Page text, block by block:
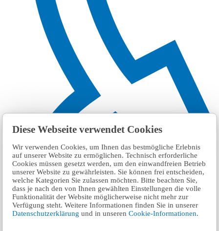
Diese Webseite verwendet Cookies
Wir verwenden Cookies, um Ihnen das bestmögliche Erlebnis
auf unserer Website zu ermöglichen. Technisch erforderliche
Cookies müssen gesetzt werden, um den einwandfreien Betrieb
unserer Website zu gewährleisten. Sie können frei entscheiden,
welche Kategorien Sie zulassen möchten. Bitte beachten Sie,
dass je nach den von Ihnen gewählten Einstellungen die volle
Funktionalität der Website möglicherweise nicht mehr zur
Verfügung steht. Weitere Informationen finden Sie in unserer
Datenschutzerklärungund in unserenCookie-Informationen
+49 611 20506-450